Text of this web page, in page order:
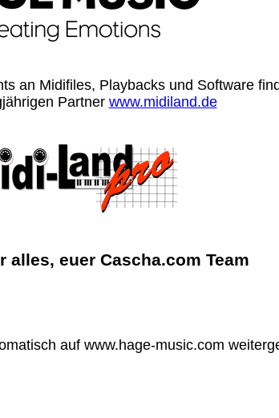
an Midifiles, Playbacks und Software
Partner www.midiland.de
alles, euer Cascha.com Team
auf www.hage-music.com